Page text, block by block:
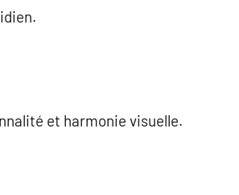
et harmonie visuelle.